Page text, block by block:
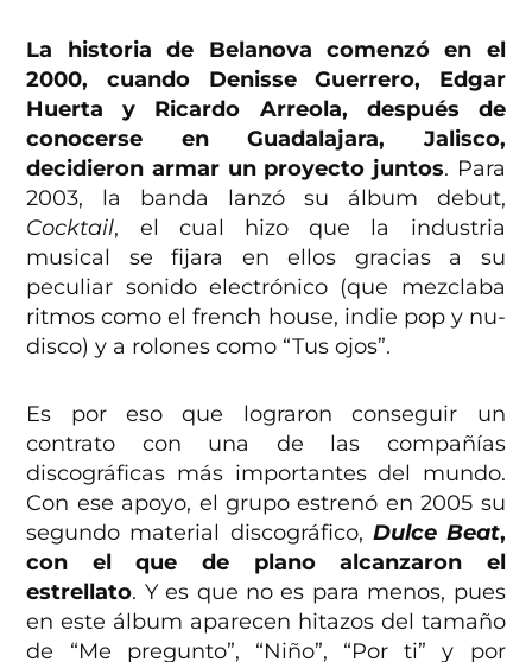
La historia de Belanova comenzó en el
2000, cuando Denisse Guerrero, Edgar
Huerta y Ricardo Arreola, después de
conocerse en Guadalajara, Jalisco,
decidieron armar un proyecto juntos. Para
2003, la banda lanzó su álbum debut,
Cocktail, el cual hizo que la industria
musical se fijara en ellos gracias a su
peculiar sonido electrónico (que mezclaba
ritmos como el french house, indie pop y nu-
disco) y a rolones como “Tus ojos”.
Es por eso que lograron conseguir un
contrato con una de las compañías
discográficas más importantes del mundo.
Con ese apoyo, el grupo estrenó en 2005 su
segundo material discográfico, Dulce Beat,
con el que de plano alcanzaron el
estrellato. Y es que no es para menos, pues
en este álbum aparecen hitazos del tamaño
de “Me pregunto”, “Niño”, “Por ti” y por